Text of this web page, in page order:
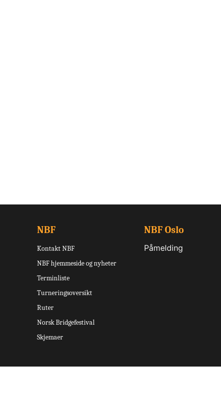
NBF
Kontakt NBF
NBF hjemmeside og nyheter
Terminliste
Turneringsoversikt
Ruter
Norsk Bridgefestival
Skjemaer
NBF Oslo
Påmelding